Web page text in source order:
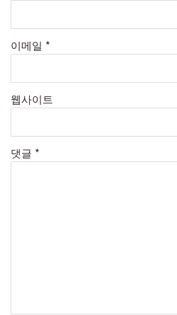
이메일 *
웹사이트
댓글 *